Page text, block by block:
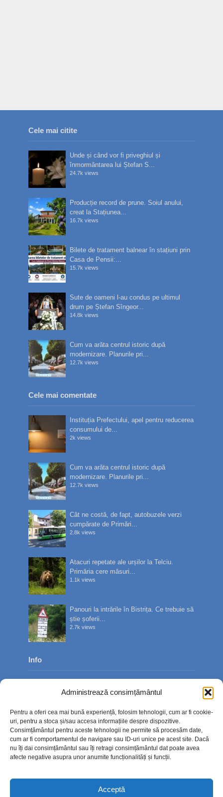
Administrează consimțământul
Pentru a oferi cea mai bună experiență, folosim tehnologii, cum ar fi cookie-
uri, pentru a stoca și/sau accesa informațiile despre dispozitive.
Consimțământul pentru aceste tehnologii ne permite să procesăm date,
cum ar fi comportamentul de navigare sau ID-uri unice pe acest site. Dacă
nu îți dai consimțământul sau îți retragi consimțământul dat poate avea
afecte negative asupra unor anumite funcționalități și funcții.
Acceptă
Cele mai citite
Unde și când vor fi priveghiul și
înmormântarea lui Ștefan S...
24.7k views
Producție record de prune. Soiul anului,
creat la Stațiunea...
16.7k views
Bilete de tratament balnear în stațiuni prin
Casa de Pensii:...
15.7k views
Sute de oameni l-au condus pe ultimul
drum pe Ștefan Sîngeor...
14.8k views
Cum va arăta centrul istoric după
modernizare. Planurile pri...
12.7k views
Cele mai comentate
Instituția Prefectului, apel pentru reducerea
consumului de...
2k views
Cum va arăta centrul istoric după
modernizare. Planurile pri...
12.7k views
Cât ne costă, de fapt, autobuzele verzi
cumpărate de Primări...
2.8k views
Atacuri repetate ale urșilor la Telciu.
Primăria cere măsuri...
1.1k views
Panouri la intrările în Bistrița. Ce trebuie să
știe șoferii...
2.7k views
Info
Contact
Politica de confidențialitate
Politică cookie-uri (UE)